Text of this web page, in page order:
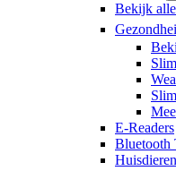
Bekijk
E-Readers
Bluetooth
Huisdieren